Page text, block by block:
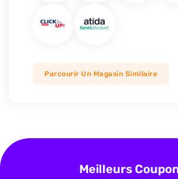
Parcourir Un Magasin Similaire
Meilleurs